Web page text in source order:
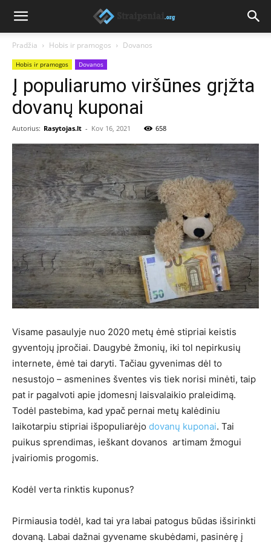
Pradžia Hobis ir pramogos Dovanos
Hobis ir pramogos Dovanos
Į populiarumo viršūnes grįžta
dovanų kuponai
Autorius: Rasytojas.lt - Kov 16, 2021 658
Visame pasaulyje nuo 2020 metų ėmė stipriai keistis
gyventojų įpročiai. Daugybė žmonių, iki tol nepirkusių
internete, ėmė tai daryti. Tačiau gyvenimas dėl to
nesustojo – asmenines šventes vis tiek norisi minėti, taip
pat ir pagalvoti apie įdomesnį laisvalaikio praleidimą.
Todėl pastebima, kad ypač pernai metų kalėdiniu
laikotarpiu stipriai išpopuliarėjo dovanų kuponai. Tai
puikus sprendimas, ieškant dovanos artimam žmogui
įvairiomis progomis.
Kodėl verta rinktis kuponus?
Pirmiausia todėl, kad tai yra labai patogus būdas išsirinkti
dovaną. Labai dažnai gyvename skubėdami, pasinėrę į